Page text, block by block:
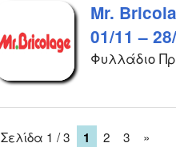
Mr.
01/11 –
Φυλλάδιο
Σελίδα 1 / 3 1 2 3 »